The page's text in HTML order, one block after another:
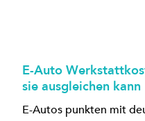
E-Auto
sie ausgleichen kann
E-Autos punkten mit